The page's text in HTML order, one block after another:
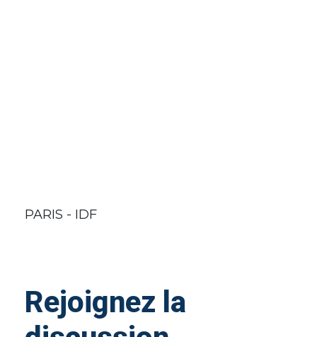
PARIS - IDF
Rejoignez la